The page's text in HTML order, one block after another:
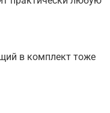
в комплект тоже